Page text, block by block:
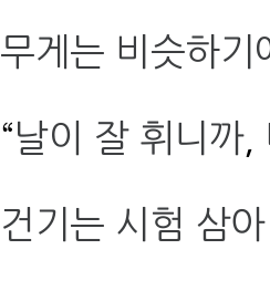
무게는 비슷하기
“날이 잘 휘니까,
건기는 시험 삼